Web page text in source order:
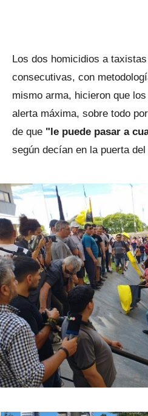
Los dos homicidios a
consecutivas, con
mismo arma, hicieron que
alerta máxima, sobre todo
de que "le puede pasar a
según decían en la puerta del